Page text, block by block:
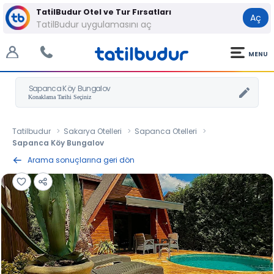
TatilBudur Otel ve Tur Fırsatları
TatilBudur uygulamasını aç
Aç
MENU
Sapanca Köy Bungalov
Tatilbudur Sakarya Otelleri
Sapanca Otelleri
Sapanca Köy Bungalov
Arama sonuçlarına geri dön